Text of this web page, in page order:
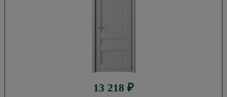
13 218 ₽